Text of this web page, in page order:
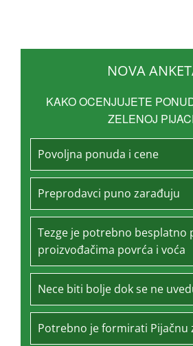
NOVA
KAKO OCENJUJETE
ZELENOJ
Povoljna ponuda i cene
Preprodavci puno zarađuju
Tezge je potrebno besplatno
proizvođačima povrća i voća
Nece biti bolje dok se ne
Potrebno je formirati Pijačnu